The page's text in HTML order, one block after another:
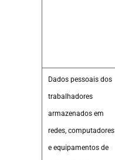
Dados pessoais dos
trabalhadores
armazenados em
redes, computadores
e equipamentos de